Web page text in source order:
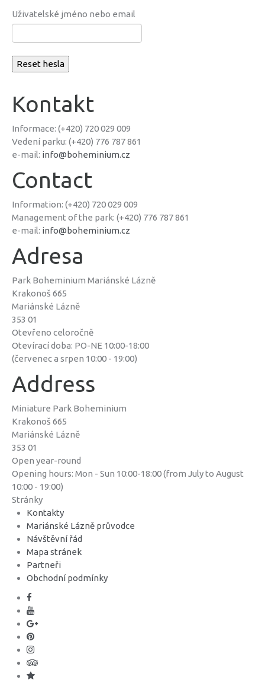
Uživatelské jméno nebo email
Reset hesla
Kontakt
Informace: (+420) 720 029 009
Vedení parku: (+420) 776 787 861
e-mail: info@boheminium.cz
Contact
Information: (+420) 720 029 009
Management of the park: (+420) 776 787 861
e-mail: info@boheminium.cz
Adresa
Park Boheminium Mariánské Lázně
Krakonoš 665
Mariánské Lázně
353 01
Otevřeno celoročně
Otevírací doba: PO-NE 10:00-18:00
(červenec a srpen 10:00 - 19:00)
Address
Miniature Park Boheminium
Krakonoš 665
Mariánské Lázně
353 01
Open year-round
Opening hours: Mon - Sun 10:00-18:00 (from July to August
10:00 - 19:00)
Stránky
Kontakty
Mariánské Lázně průvodce
Návštěvní řád
Mapa stránek
Partneři
Obchodní podmínky